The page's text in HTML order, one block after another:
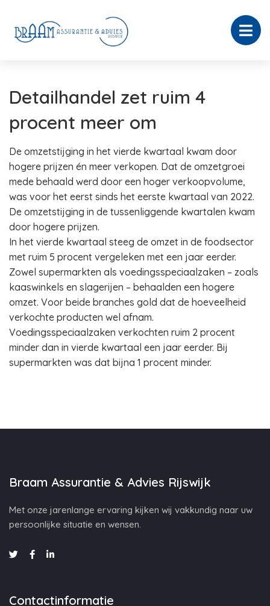
Detailhandel zet ruim 4
procent meer om
De omzetstijging in het vierde kwartaal kwam door
hogere prijzen én meer verkopen. Dat de omzetgroei
mede behaald werd door een hoger verkoopvolume,
was voor het eerst sinds het eerste kwartaal van 2022.
De omzetstijging in de tussenliggende kwartalen kwam
door hogere prijzen.
In het vierde kwartaal steeg de omzet in de foodsector
met ruim 5 procent vergeleken met een jaar eerder.
Zowel supermarkten als voedingsspeciaalzaken – zoals
kaaswinkels en slagerijen – behaalden een hogere
omzet. Voor beide branches gold dat de hoeveelheid
verkochte producten wel afnam.
Voedingsspeciaalzaken verkochten ruim 2 procent
minder dan in vierde kwartaal een jaar eerder. Bij
supermarkten was dat bijna 1 procent minder.
Braam Assurantie & Advies Rijswijk
Met onze jarenlange ervaring kijken wij vakkundig naar uw
persoonlijke situatie en wensen.
Contactinformatie